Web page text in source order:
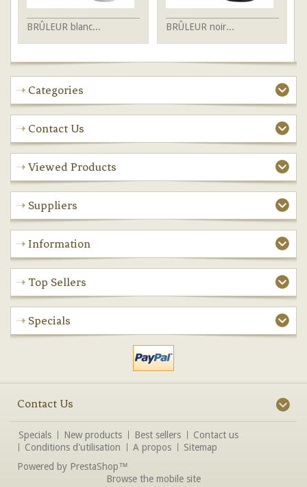
BRÛLEUR blanc... BRÛLEUR noir...
Categories
Contact Us
Viewed Products
Suppliers
Information
Top Sellers
Specials
Contact Us
Specials New products Best sellers
Contact us
Conditions d'utilisation
A propos
Sitemap
Powered by PrestaShop™
Browse the mobile site